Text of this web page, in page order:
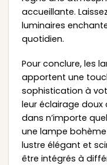
accueillante.
luminaires
quotidien.
Pour conclure, les
apportent une
sophistication à
leur éclairage
dans n’importe
une lampe
lustre élégant et
être intégrés à